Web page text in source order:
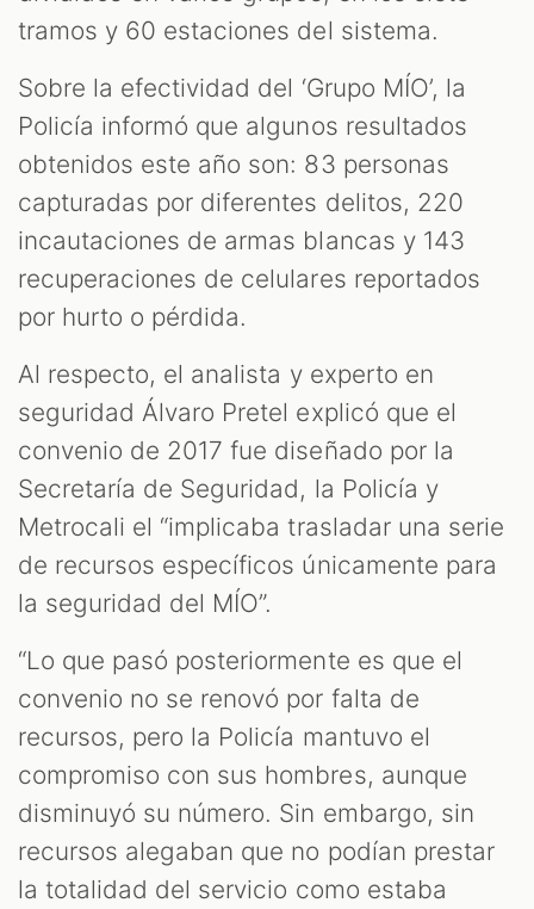
tramos y 60 estaciones del sistema.
Sobre la efectividad del ‘Grupo MÍO’, la
Policía informó que algunos resultados
obtenidos este año son: 83 personas
capturadas por diferentes delitos, 220
incautaciones de armas blancas y 143
recuperaciones de celulares reportados
por hurto o pérdida.
Al respecto, el analista y experto en
seguridad Álvaro Pretel explicó que el
convenio de 2017 fue diseñado por la
Secretaría de Seguridad, la Policía y
Metrocali el “implicaba trasladar una serie
de recursos específicos únicamente para
la seguridad del MÍO”.
“Lo que pasó posteriormente es que el
convenio no se renovó por falta de
recursos, pero la Policía mantuvo el
compromiso con sus hombres, aunque
disminuyó su número. Sin embargo, sin
recursos alegaban que no podían prestar
la totalidad del servicio como estaba